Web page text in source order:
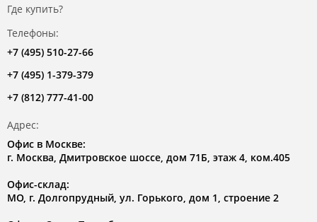
Где купить?
Телефоны:
+7 (495) 510-27-66
+7 (495) 1-379-379
+7 (812) 777-41-00
Адрес:
Офис в Москве:
г. Москва, Дмитровское шоссе, дом 71Б, этаж 4, ком.405
Офис-склад:
МО, г. Долгопрудный, ул. Горького, дом 1, строение 2